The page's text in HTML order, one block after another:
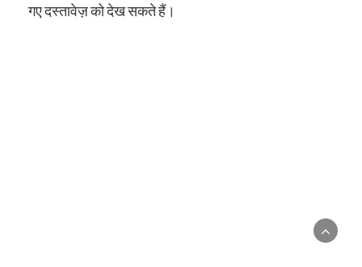
गए दस्तावेज़ को देख सकते हैं।